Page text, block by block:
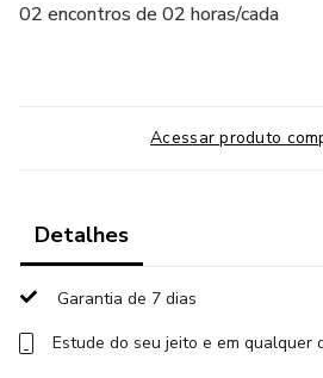
02 encontros de 02 horas/cada
Acessar produto
Detalhes
Garantia de 7 dias
Estude do seu jeito e em qualquer